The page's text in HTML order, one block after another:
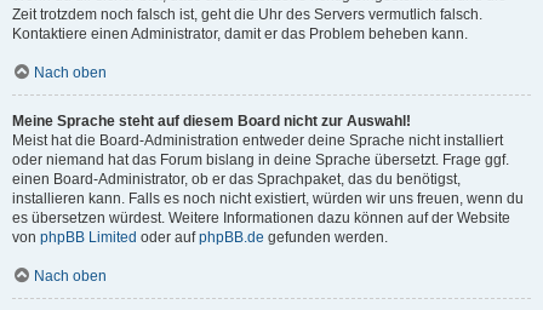
Zeit trotzdem noch falsch ist, geht die Uhr des Servers vermutlich falsch.
Kontaktiere einen Administrator, damit er das Problem beheben kann.
Nach oben
Meine Sprache steht auf diesem Board nicht zur Auswahl!
Meist hat die Board-Administration entweder deine Sprache nicht installiert
oder niemand hat das Forum bislang in deine Sprache übersetzt. Frage ggf.
einen Board-Administrator, ob er das Sprachpaket, das du benötigst,
installieren kann. Falls es noch nicht existiert, würden wir uns freuen, wenn du
es übersetzen würdest. Weitere Informationen dazu können auf der Website
von phpBB Limited oder aufphpBB.de gefunden werden.
Nach oben